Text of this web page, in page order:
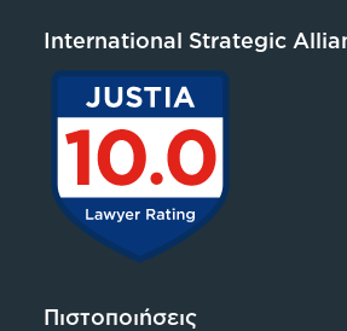
International Strategic
Πιστοποιήσεις